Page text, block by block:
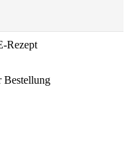
Rezept
Bestellung